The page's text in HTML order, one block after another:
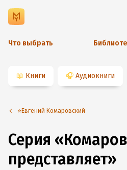
Что выбрать
📖 Книги 🎧 Аудиокниги
⭐️Евгений Комаровский
Серия
представляет»